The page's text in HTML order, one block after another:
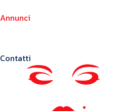
Annunci
Contatti